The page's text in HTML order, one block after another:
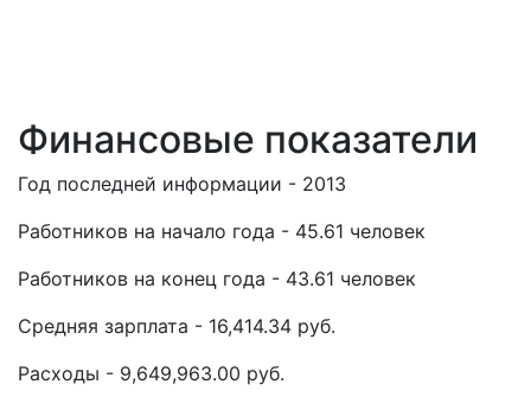
Финансовые показатели
Год последней информации - 2013
Работников на начало года - 45.61 человек
Работников на конец года - 43.61 человек
Средняя зарплата - 16,414.34 руб.
Расходы - 9,649,963.00 руб.